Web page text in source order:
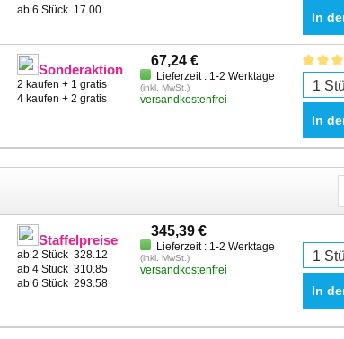
ab 6 Stück 17.00 In
Sonderaktion
2 kaufen + 1 gratis
4 kaufen + 2 gratis
67,24 €
Lieferzeit : 1-2 Werktage
(inkl. MwSt.)
versandkostenfrei
In
Staffelpreise
ab 2 Stück328.12
ab 4 Stück310.85
ab 6 Stück293.58
345,39 €
Lieferzeit : 1-2 Werktage
(inkl. MwSt.)
versandkostenfrei
In